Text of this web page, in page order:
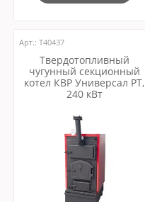
Арт.: Т40437
Твердотопливный
чугунный секционный
котел КВР Универсал РТ,
240 кВт